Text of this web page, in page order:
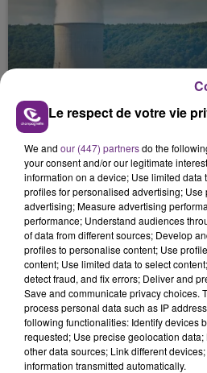
LA CENTRALE
TOUJOURS À L'ARRÊT
Cela fait déjà une semaine
nucléaire ardennaise est à
justifiée par la sécheresse
présente.
LE MAGASIN JOUÉCLUB
SES PORTES
C'était l'une des institutions
rémois. Le magasin
Le respect de votre vie
We and our (447) partnersdo the
your consent and/or our legitimate
information on a device; Use limited data
profiles for personalised advertising;
advertising; Measure advertising
performance; Understand audiences
of data from different sources; Develop
profiles to personalise content; Use
content; Use limited data to select
detect fraud, and fix errors; Deliver and
Save and communicate privacy choices.
process personal data such as IP
following functionalities: Identify devices
requested; Use precise geolocation
other data sources; Link different
information transmitted automatically.